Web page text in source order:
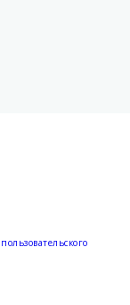
пользовательского